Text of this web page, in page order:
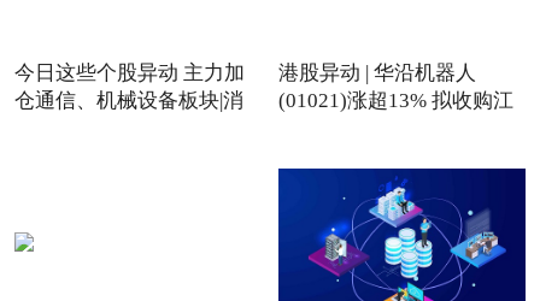
今日这些个股异动 主力加
仓通信、机械设备板块|消
港股异动 | 华沿机器人
(01021)涨超13% 拟收购江